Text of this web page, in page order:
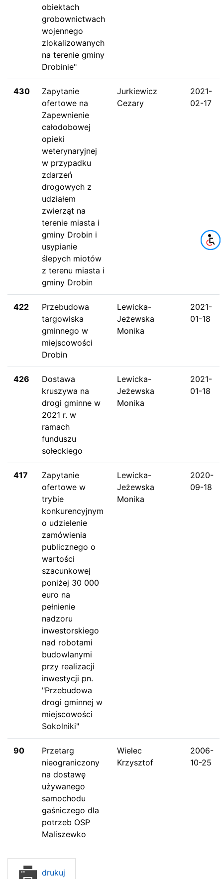
obiektach
grobownictwach
wojennego
zlokalizowanych
na terenie gminy
Drobinie"
430
Zapytanie
ofertowe na
Zapewnienie
całodobowej
opieki
weterynaryjnej
w przypadku
zdarzeń
drogowych z
udziałem
zwierząt na
terenie miasta i
gminy Drobin i
usypianie
ślepych miotów
z terenu miasta i
gminy Drobin
Jurkiewicz
Cezary
2021-
02-17
422
Przebudowa
targowiska
gminnego w
miejscowości
Drobin
Lewicka-
Jeżewska
Monika
2021-
01-18
426
Dostawa
kruszywa na
drogi gminne w
2021 r. w
ramach
funduszu
sołeckiego
Lewicka-
Jeżewska
Monika
2021-
01-18
417
Zapytanie
ofertowe w
trybie
konkurencyjnym
o udzielenie
zamówienia
publicznego o
wartości
szacunkowej
poniżej 30 000
euro na
pełnienie
nadzoru
inwestorskiego
nad robotami
budowlanymi
przy realizacji
inwestycji pn.
"Przebudowa
drogi gminnej w
miejscowości
Sokolniki"
Lewicka-
Jeżewska
Monika
2020-
09-18
90
Przetarg
nieograniczony
na dostawę
używanego
samochodu
gaśniczego dla
potrzeb OSP
Maliszewko
Wielec
Krzysztof
2006-
10-25
drukuj